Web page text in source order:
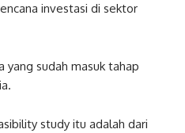
investasi di sektor
yang sudah masuk tahap
study itu adalah dari